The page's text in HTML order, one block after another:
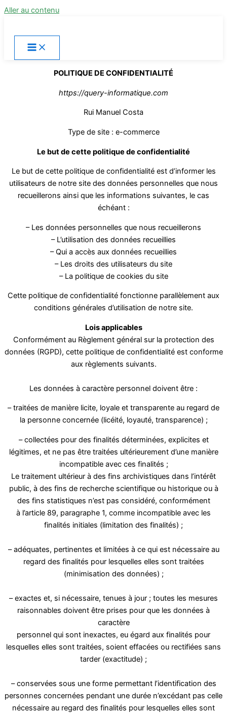
Aller au contenu
POLITIQUE DE CONFIDENTIALITÉ
https://query-informatique.com
Rui Manuel Costa
Type de site : e-commerce
Le but de cette politique de confidentialité
Le but de cette politique de confidentialité est d’informer les
utilisateurs de notre site des données personnelles que nous
recueillerons ainsi que les informations suivantes, le cas
échéant :
– Les données personnelles que nous recueillerons
– L’utilisation des données recueillies
– Qui a accès aux données recueillies
– Les droits des utilisateurs du site
– La politique de cookies du site
Cette politique de confidentialité fonctionne parallèlement aux
conditions générales d’utilisation de notre site.
Lois applicables
Conformément au Règlement général sur la protection des
données (RGPD), cette politique de confidentialité est conforme
aux règlements suivants.
Les données à caractère personnel doivent être :
– traitées de manière licite, loyale et transparente au regard de
la personne concernée (licéité, loyauté, transparence) ;
– collectées pour des finalités déterminées, explicites et
légitimes, et ne pas être traitées ultérieurement d’une manière
incompatible avec ces finalités ;
Le traitement ultérieur à des fins archivistiques dans l’intérêt
public, à des fins de recherche scientifique ou historique ou à
des fins statistiques n’est pas considéré, conformément
à l’article 89, paragraphe 1, comme incompatible avec les
finalités initiales (limitation des finalités) ;
– adéquates, pertinentes et limitées à ce qui est nécessaire au
regard des finalités pour lesquelles elles sont traitées
(minimisation des données) ;
– exactes et, si nécessaire, tenues à jour ; toutes les mesures
raisonnables doivent être prises pour que les données à
caractère
personnel qui sont inexactes, eu égard aux finalités pour
lesquelles elles sont traitées, soient effacées ou rectifiées sans
tarder (exactitude) ;
– conservées sous une forme permettant l’identification des
personnes concernées pendant une durée n’excédant pas celle
nécessaire au regard des finalités pour lesquelles elles sont